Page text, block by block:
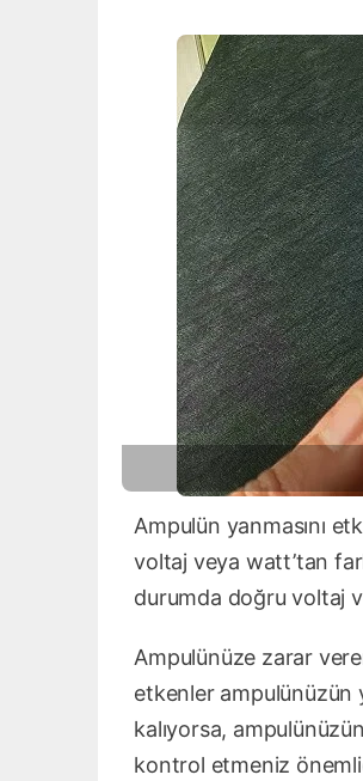
Ampulün yanmasını
voltaj veya watt’tan
durumda doğru voltaj
Ampulünüze zarar
etkenler ampulünüzün
kalıyorsa,
kontrol etmeniz